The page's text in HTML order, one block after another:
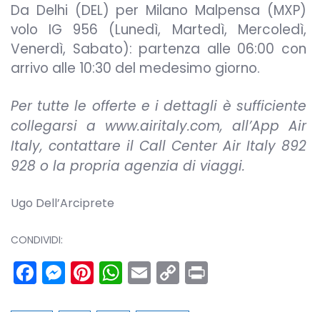
Da Delhi (DEL) per Milano Malpensa (MXP)
volo IG 956 (Lunedì, Martedì, Mercoledì,
Venerdì, Sabato): partenza alle 06:00 con
arrivo alle 10:30 del medesimo giorno.
Per tutte le offerte e i dettagli è sufficiente
collegarsi a www.airitaly.com, all’App Air
Italy, contattare il Call Center Air Italy 892
928 o la propria agenzia di viaggi.
Ugo Dell’Arciprete
CONDIVIDI:
Facebook
Messenger
Pinterest
WhatsApp
Email
Copy
Link